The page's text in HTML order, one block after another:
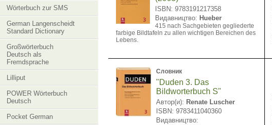
Wörterbuch zur SMS
German Langenscheidt
Standard Dictionary
Großwörterbuch
Deutsch als
Fremdsprache
Lilliput
POWER Wörterbuch
Deutsch
Pocket German
ISBN: 9783191217358
Видавництво: Hueber
415 nach Sachgebieten gegliederte
farbige Bildtafeln zu allen wichtigen Bereichen des
Lebens.
Словник
"Duden 3. Das
Bildworterbuch S"
Автор(и): Renate Luscher
ISBN: 9783411040360
Видавництво: